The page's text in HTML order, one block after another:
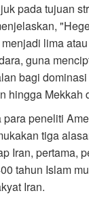
pada tujuan
lima
guna
bagi
hingga Mekkah
peneliti
tiga
Iran, pertama,
tahun Islam
Iran.